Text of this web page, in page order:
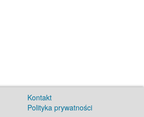
Kontakt
Polityka prywatności